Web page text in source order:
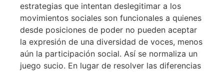
estrategias que intentan deslegitimar a los
movimientos sociales son funcionales a quienes
desde posiciones de poder no pueden aceptar
la expresión de una diversidad de voces, menos
aún la participación social. Así se normaliza un
juego sucio. En lugar de resolver las diferencias